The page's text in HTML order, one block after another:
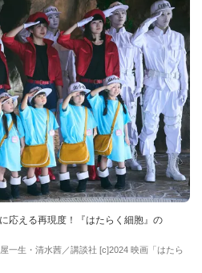
応える再現度！『はたらく細胞』の
一生・清水茜／講談社 [c]2024 映画「はたら